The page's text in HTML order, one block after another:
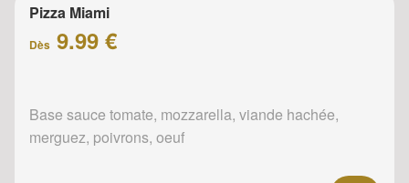
Pizza Miami
Dès 9.99 €
Base sauce tomate, mozzarella, viande hachée,
merguez, poivrons, oeuf